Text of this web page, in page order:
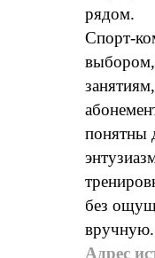
рядом.
Спорт-
выбором,
понятны
без
вручную.
Адрес